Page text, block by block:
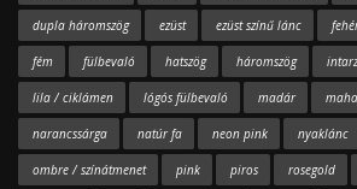
dupla háromszög ezüst ezüst színű lánc
fém fülbevaló hatszög háromszög
lila / ciklámen lógós fülbevaló madár
narancssárga natúr fa neon pink nyaklánc
ombre / színátmenet pink piros rosegold